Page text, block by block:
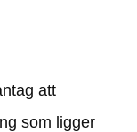
att
som ligger